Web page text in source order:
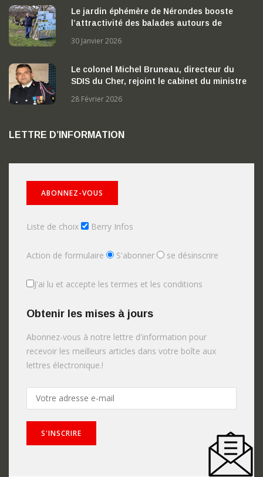
Le jardin éphémère de Nérondes booste
l’attractivité des balades autours de
30 Janvier 2026
Le colonel Michel Bruneau, directeur du
SDIS du Cher, rejoint le cabinet du ministre
28 Février 2026
LETTRE D’INFORMATION
Liste de choix Berry Infos
Action de formulaire S'abonner se désinscrire
J'ai lu et accepte les termes et les conditions
Obtenir les mises à jours
Abonnez-vous à notre lettre d'information pour
recevoir les meilleurs articles dans votre boîte aux
lettres électronique.!